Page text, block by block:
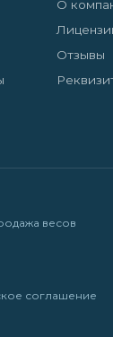
О
Отзывы
весов
соглашение